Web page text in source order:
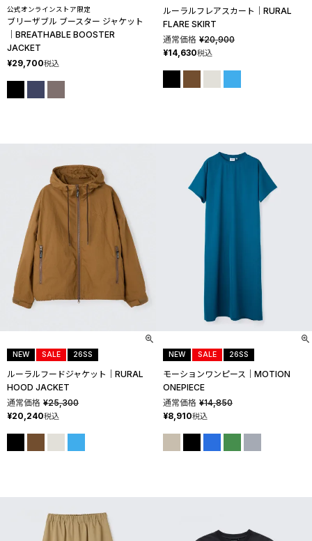
公式オンラインストア限定
ブリーザブル ブースター ジャケット
│BREATHABLE BOOSTER
JACKET
¥29,700税込
ルーラルフレアスカート│RURAL
FLARE SKIRT
通常価格 ¥20,900
¥14,630税込
ルーラルフードジャケット│RURAL
HOOD JACKET
NEW SALE 26SS
通常価格 ¥25,300
¥20,240税込
モーションワンピース│MOTION
ONEPIECE
NEW SALE 26SS
通常価格 ¥14,850
¥8,910税込